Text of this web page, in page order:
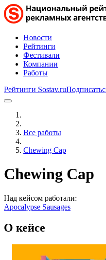
Новости
Рейтинги
Фестивали
Компании
Работы
Рейтинги Sostav.ru
Все работы
Chewing Cap
Chewing Cap
Над кейсом работали:
Apocalypse Sausages
О кейсе